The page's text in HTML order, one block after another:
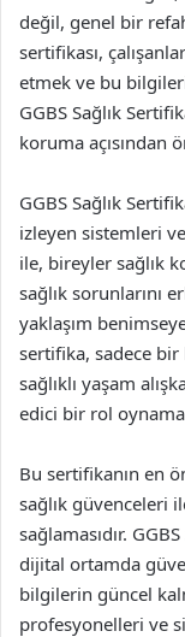
değil, genel bir
sertifikası,
etmek ve bu
GGBS Sağlık
koruma açısından
GGBS Sağlık
izleyen sistemleri
ile, bireyler sağlık
sağlık sorunlarını
yaklaşım
sertifika, sadece
sağlıklı yaşam
edici bir rol
Bu sertifikanın en
sağlık güvenceleri
sağlamasıdır.
dijital ortamda
bilgilerin güncel
profesyonelleri ve